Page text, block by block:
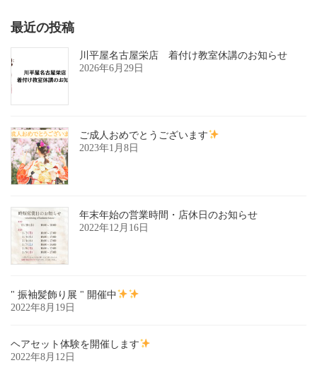
最近の投稿
川平屋名古屋栄店 着付け教室休講のお知らせ
2026年6月29日
ご成人おめでとうございます
2023年1月8日
年末年始の営業時間・店休日のお知らせ
2022年12月16日
" 振袖髪飾り展 " 開催中
2022年8月19日
ヘアセット体験を開催します
2022年8月12日